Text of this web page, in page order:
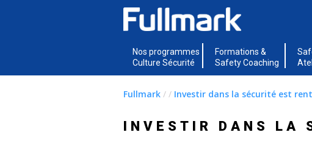
Nos programmes
Culture Sécurité
Formations &
Safety Coaching
Fullmark / / Investir dans la sécurité est
INVESTIR DANS LA